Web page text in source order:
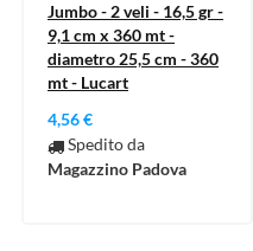
Jumbo - 2 veli - 16,5 gr -
9,1 cm x 360 mt -
diametro 25,5 cm - 360
mt - Lucart
4,56 €
Spedito da
Magazzino Padova